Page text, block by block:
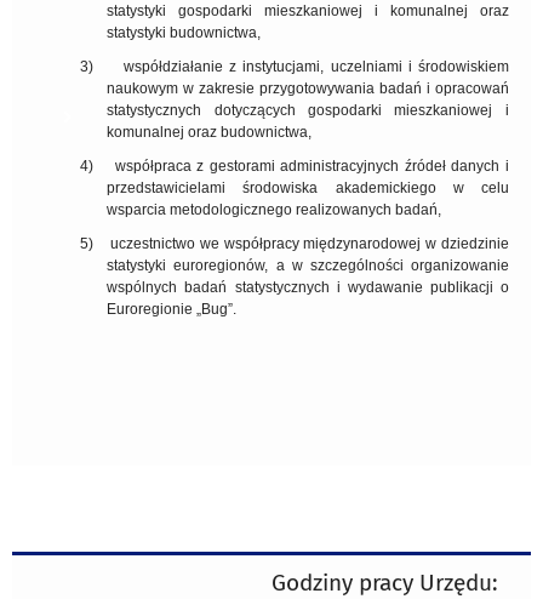
statystyki gospodarki mieszkaniowej i komunalnej oraz
statystyki budownictwa,
3)
współdziałanie z instytucjami, uczelniami i środowiskiem
naukowym w zakresie przygotowywania badań i opracowań
statystycznych dotyczących gospodarki mieszkaniowej i
komunalnej oraz budownictwa,
4)
współpraca z gestorami administracyjnych źródeł danych i
przedstawicielami środowiska akademickiego w celu
wsparcia metodologicznego realizowanych badań,
5)
uczestnictwo we współpracy międzynarodowej w dziedzinie
statystyki euroregionów, a w szczególności organizowanie
wspólnych badań statystycznych i wydawanie publikacji o
Euroregionie „Bug”.
Godziny pracy Urzędu: